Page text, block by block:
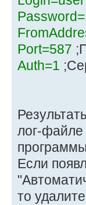
Port=587
Auth=1
лог-
Если
то